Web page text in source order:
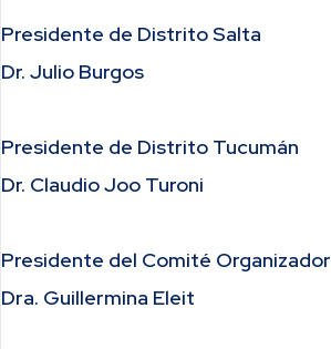
Presidente de Distrito Salta
Dr. Julio Burgos
Presidente de Distrito Tucumán
Dr. Claudio Joo Turoni
Presidente del Comité Organizador
Dra. Guillermina Eleit